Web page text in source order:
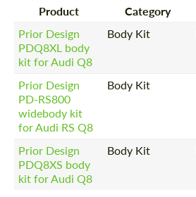
Product Category
Prior Design
PDQ8XL body
kit for Audi Q8
Body Kit
Prior Design
PD-RS800
widebody kit
for Audi RS Q8
Body Kit
Prior Design
PDQ8XS body
kit for Audi Q8
Body Kit